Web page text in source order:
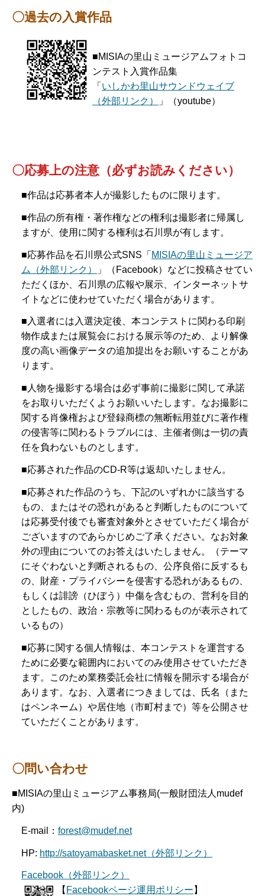
〇過去の入賞作品
■MISIAの里山ミュージアムフォトコ
ンテスト入賞作品集
「 いしかわ里山サウンドウェイブ
（外部リンク）
」（youtube）
〇応募上の注意（必ずお読みください）
■作品は応募者本人が撮影したものに限ります。
■作品の所有権・著作権などの権利は撮影者に帰属し
ますが、使用に関する権利は石川県が有します。
■応募作品を石川県公式SNS「 MISIAの里山ミュージア
ム（外部リンク）
」（Facebook）などに投稿させてい
ただくほか、石川県の広報や展示、インターネットサ
イトなどに使わせていただく場合があります。
■入選者には入選決定後、本コンテストに関わる印刷
物作成または展覧会における展示等のため、より解像
度の高い画像データの追加提出をお願いすることがあ
ります。
■人物を撮影する場合は必ず事前に撮影に関して承諾
をお取りいただくようお願いいたします。なお撮影に
関する肖像権および登録商標の無断転用並びに著作権
の侵害等に関わるトラブルには、主催者側は一切の責
任を負わないものとします。
■応募された作品のCD-R等は返却いたしません。
■応募された作品のうち、下記のいずれかに該当する
もの、またはその恐れがあると判断したものについて
は応募受付後でも審査対象外とさせていただく場合が
ございますのであらかじめご了承ください。なお対象
外の理由についてのお答えはいたしません。（テーマ
にそぐわないと判断されるもの、公序良俗に反するも
の、財産・プライバシーを侵害する恐れがあるもの、
もしくは誹謗（ひぼう）中傷を含むもの、営利を目的
としたもの、政治・宗教等に関わるものが表示されて
いるもの）
■応募に関する個人情報は、本コンテストを運営する
ために必要な範囲内においてのみ使用させていただき
ます。このため業務委託会社に情報を開示する場合が
あります。なお、入選者につきましては、氏名（また
はペンネーム）や居住地（市町村まで）等を公開させ
ていただくことがあります。
〇問い合わせ
■MISIAの里山ミュージアム事務局(一般財団法人mudef
内)
E-mail： forest@mudef.net
HP: http://satoyamabasket.net（外部リンク）
Facebook（外部リンク）
【 Facebookページ運用ポリシー 】